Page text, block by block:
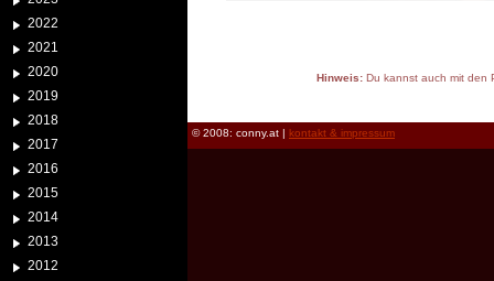
2022
2021
2020
2019
2018
2017
2016
2015
2014
2013
2012
Hinweis:Du kannst auch mit den
© 2008: conny.at | kontakt & impressum